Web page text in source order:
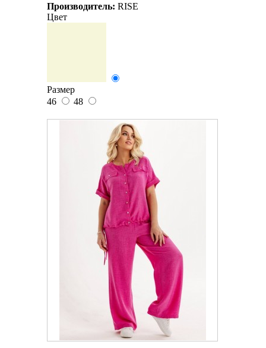
Производитель: RISE
Цвет
Размер
46
48